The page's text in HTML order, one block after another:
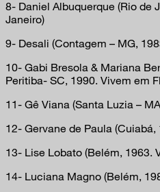
8- Daniel Albuquerque (Rio de
Janeiro)
9- Desali (Contagem – MG,
10- Gabi Bresola & Mariana
Peritiba- SC, 1990. Vivem em
11- Gê Viana (Santa Luzia –
12- Gervane de Paula
13- Lise Lobato (Belém, 1963.
14- Luciana Magno (Belém,